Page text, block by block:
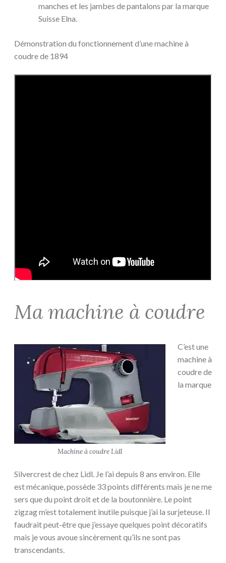
manches et les jambes de pantalons par la marque
Suisse Elna.
Démonstration du fonctionnement d’une machine à
coudre de 1894
Ma machine à coudre
Machine à coudre Lidl
C’est une
machine à
coudre de
la marque
Silvercrest de chez Lidl. Je l’ai depuis 8 ans environ. Elle
est mécanique, possède 33 points différents mais je ne me
sers que du point droit et de la boutonnière. Le point
zigzag m’est totalement inutile puisque j’ai la surjeteuse. Il
faudrait peut-être que j’essaye quelques point décoratifs
mais je vous avoue sincèrement qu’ils ne sont pas
transcendants.